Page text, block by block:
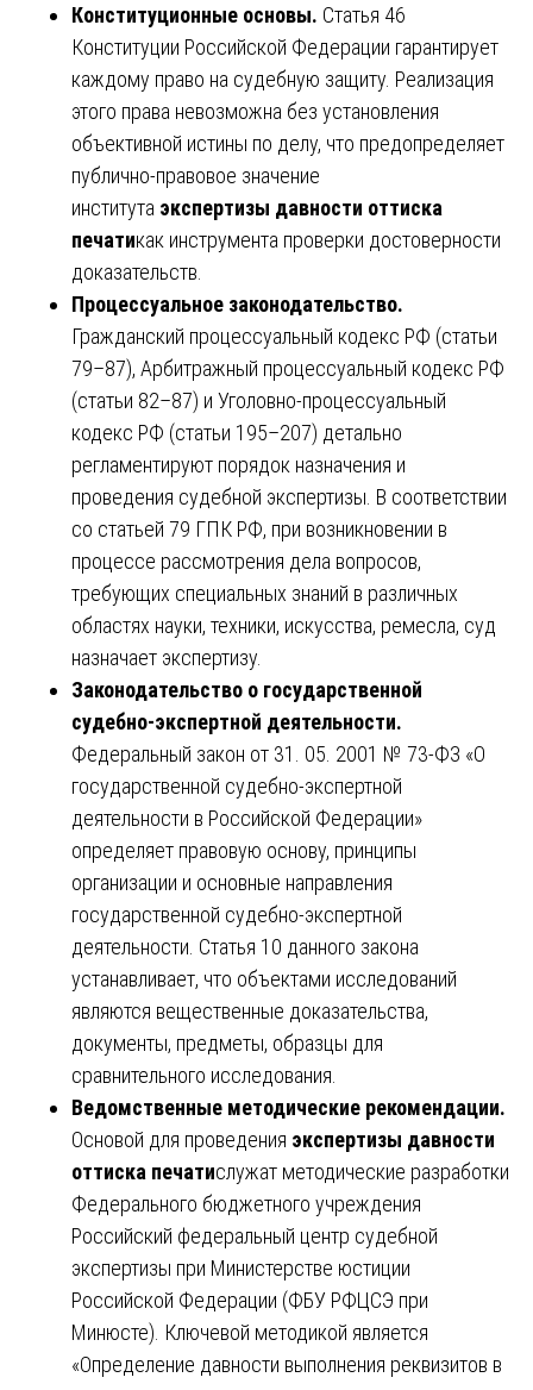
Конституционные основы. Статья 46
Конституции Российской Федерации гарантирует
каждому право на судебную защиту. Реализация
этого права невозможна без установления
объективной истины по делу, что предопределяет
публично-правовое значение
института экспертизы давности оттиска
печатикак инструмента проверки достоверности
доказательств.
Процессуальное законодательство.
Гражданский процессуальный кодекс РФ (статьи
79–87), Арбитражный процессуальный кодекс РФ
(статьи 82–87) и Уголовно-процессуальный
кодекс РФ (статьи 195–207) детально
регламентируют порядок назначения и
проведения судебной экспертизы. В соответствии
со статьей 79 ГПК РФ, при возникновении в
процессе рассмотрения дела вопросов,
требующих специальных знаний в различных
областях науки, техники, искусства, ремесла, суд
назначает экспертизу.
Законодательство о государственной
судебно-экспертной деятельности.
Федеральный закон от 31. 05. 2001 № 73-ФЗ «О
государственной судебно-экспертной
деятельности в Российской Федерации»
определяет правовую основу, принципы
организации и основные направления
государственной судебно-экспертной
деятельности. Статья 10 данного закона
устанавливает, что объектами исследований
являются вещественные доказательства,
документы, предметы, образцы для
сравнительного исследования.
Ведомственные методические рекомендации.
Основой для проведения экспертизы давности
оттиска печатислужат методические разработки
Федерального бюджетного учреждения
Российский федеральный центр судебной
экспертизы при Министерстве юстиции
Российской Федерации (ФБУ РФЦСЭ при
Минюсте). Ключевой методикой является
«Определение давности выполнения реквизитов в